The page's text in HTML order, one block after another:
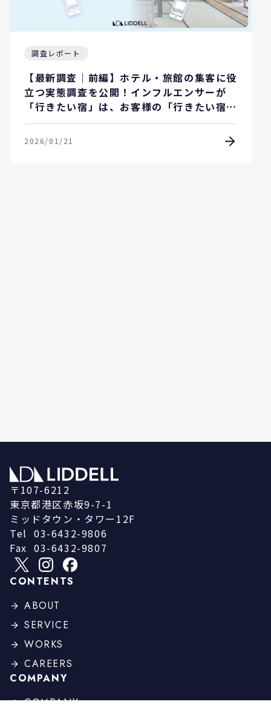
調査レポート
【最新調査｜前編】ホテル・旅館の集客に役
立つ実態調査を公開！インフルエンサーが
「行きたい宿」は、お客様の「行きたい宿」
なのか？
2026/01/21
〒107-6212
東京都港区赤坂9-7-1
ミッドタウン・タワー12F
Tel 03-6432-9806
Fax 03-6432-9807
CONTENTS
ABOUT
SERVICE
WORKS
CAREERS
COMPANY
COMPANY